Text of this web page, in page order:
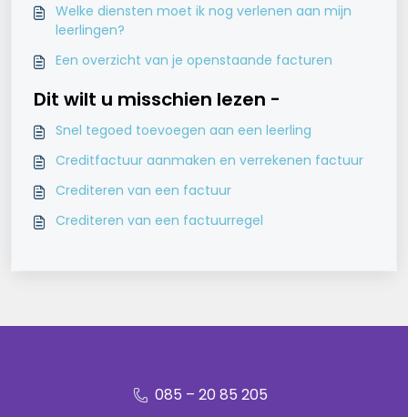
Welke diensten moet ik nog verlenen aan mijn
leerlingen?
Een overzicht van je openstaande facturen
Dit wilt u misschien lezen -
Snel tegoed toevoegen aan een leerling
Creditfactuur aanmaken en verrekenen factuur
Crediteren van een factuur
Crediteren van een factuurregel
085 – 20 85 205